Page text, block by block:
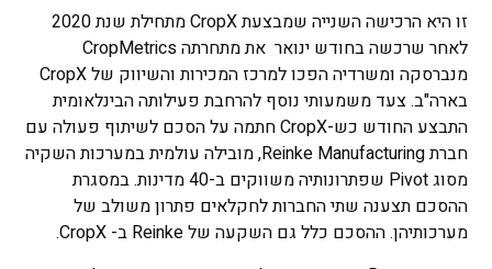
זו היא הרכישה השנייה שמבצעת CropX מתחילת שנת 2020
לאחר שרכשה בחודש ינואר את מתחרתה CropMetrics
מנברסקה ומשרדיה הפכו למרכז המכירות והשיווק של CropX
בארה"ב. צעד משמעותי נוסף להרחבת פעילותה הבינלאומית
התבצע החודש כש-CropX חתמה על הסכם לשיתוף פעולה עם
חברת Reinke Manufacturing, מובילה עולמית במערכות השקיה
מסוג Pivot שפתרונותיה משווקים ב-40 מדינות. במסגרת
ההסכם תצענה שתי החברות לחקלאים פתרון משולב של
מערכותיהן. ההסכם כלל גם השקעה של Reinke ב- CropX.